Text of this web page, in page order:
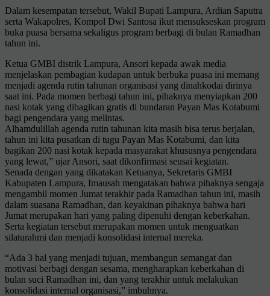
Dalam kesempatan tersebut, Wakil Bupati Lampura, Ardian Saputra
serta Wakapolres, Kompol Dwi Santosa ikut mensukseskan program
buka puasa bersama sekaligus program berbagi di bulan Ramadhan
tahun ini.
Ketua GMBI distrik Lampura, Ansori kepada awak media
menjelaskan pembagian kudapan untuk berbuka puasa ini memang
menjadi agenda rutin tahunan organisasi yang dinahkodai dirinya
saat ini. Pada momen berbagi tahun ini, pihaknya menyiapkan 200
nasi kotak yang dibagikan gratis di bundaran Payan Mas Kotabumi
bagi pengendara yang melintas.
Alhamdulillah agenda rutin tahunan kita masih bisa terus berjalan,
tahun ini kita pusatkan di tugu Payan Mas Kotabumi, dan kita
bagikan 200 nasi kotak kepada masyarakat khususnya pengendara
yang lewat,” ujar Ansori, saat dikonfirmasi seusai kegiatan.
Senada dengan yang dikatakan Ketuanya, Sekretaris GMBI
Kabupaten Lampura, Imausah mengatakan bahwa pihaknya sengaja
mengambil momen Jumat terakhir pada Ramadhan tahun ini, masih
dalam suasana Ramadhan, dan keyakinan pihaknya bahwa hari
Jumat merupakan hari yang paling dipenuhi dengan keberkahan.
Serta kegiatan tersebut merupakan momen untuk menguatkan
silaturahmi dan menjadi konsolidasi internal mereka.
“Ada 3 hal yang menjadi tujuan, membangun semangat dan
motivasi berbagi dengan sesama, mengharapkan keberkahan di
bulan suci Ramadhan ini, dan yang terakhir untuk melakukan
konsolidasi internal organisasi,” imbuhnya.